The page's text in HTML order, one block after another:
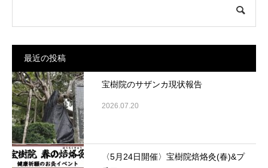
最近の投稿
宝樹院のサザンカ現状報告
2026.07.20
〈5月24日開催〉宝樹院焙烙灸(春)&プ